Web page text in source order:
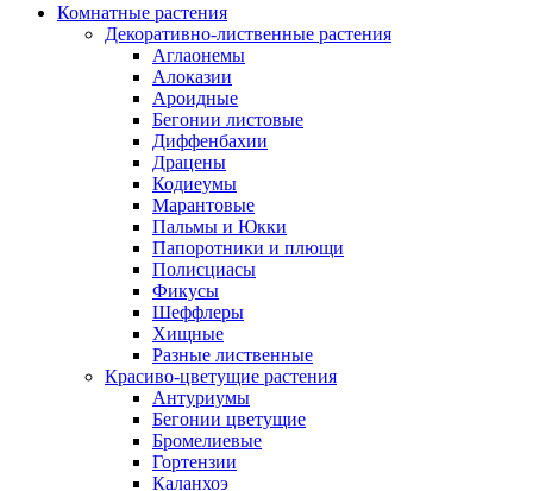
Комнатные растения
Декоративно-лиственные растения
Аглаонемы
Алоказии
Ароидные
Бегонии листовые
Диффенбахии
Драцены
Кодиеумы
Марантовые
Пальмы и Юкки
Папоротники и плющи
Полисциасы
Фикусы
Шеффлеры
Хищные
Разные лиственные
Красиво-цветущие растения
Антуриумы
Бегонии цветущие
Бромелиевые
Гортензии
Каланхоэ